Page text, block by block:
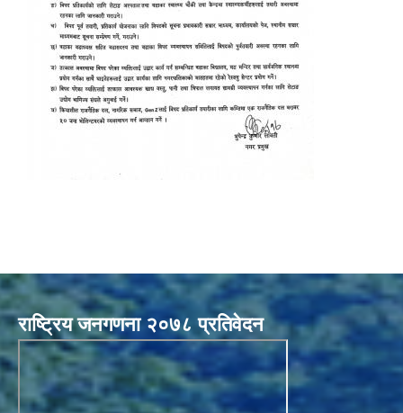
राष्ट्रिय जनगणना २०७८ प्रतिवेदन